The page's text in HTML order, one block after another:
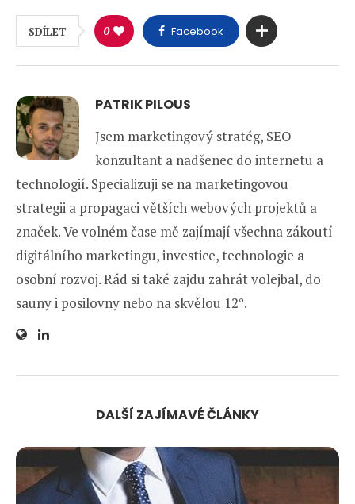
SDÍLET 0 Facebook
PATRIK PILOUS
Jsem marketingový stratég, SEO
konzultant a nadšenec do internetu a
technologií. Specializuji se na marketingovou
strategii a propagaci větších webových projektů a
značek. Ve volném čase mě zajímají všechna zákoutí
digitálního marketingu, investice, technologie a
osobní rozvoj. Rád si také zajdu zahrát volejbal, do
sauny i posilovny nebo na skvělou 12°.
DALŠÍ ZAJÍMAVÉ ČLÁNKY